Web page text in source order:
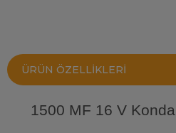
ÜRÜN ÖZELLIKLERI
1500 MF 16 V